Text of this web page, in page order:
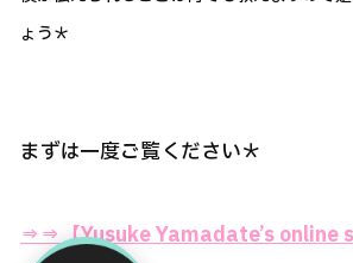
ょう＊
まずは一度ご覧ください＊
⇒⇒【Yusuke Yamadate’s online